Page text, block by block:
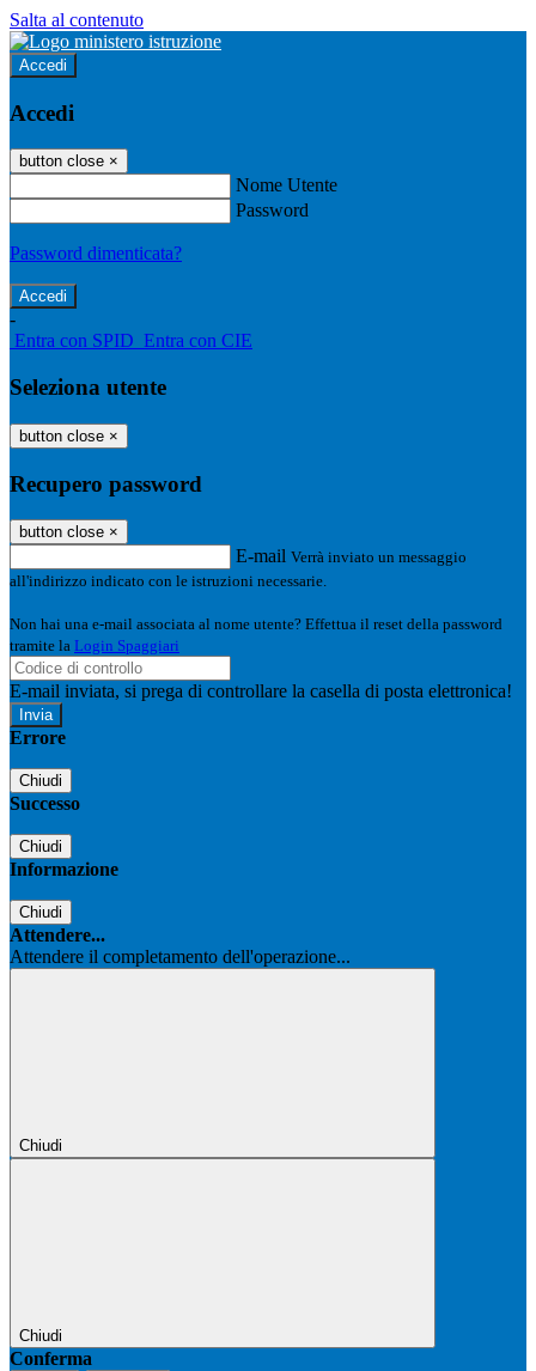
Salta al contenuto
Accedi
Accedi
button close ×
Nome Utente
Password
Password dimenticata?
-
Entra con SPID Entra con CIE
Seleziona utente
button close ×
Recupero password
button close ×
E-mail Verrà inviato un messaggio
all'indirizzo indicato con le istruzioni necessarie.
Non hai una e-mail associata al nome utente? Effettua il reset della password
tramite la Login Spaggiari
E-mail inviata, si prega di controllare la casella di posta elettronica!
Errore
Chiudi
Successo
Chiudi
Informazione
Chiudi
Attendere...
Attendere il completamento dell'operazione...
Chiudi
Chiudi
Conferma